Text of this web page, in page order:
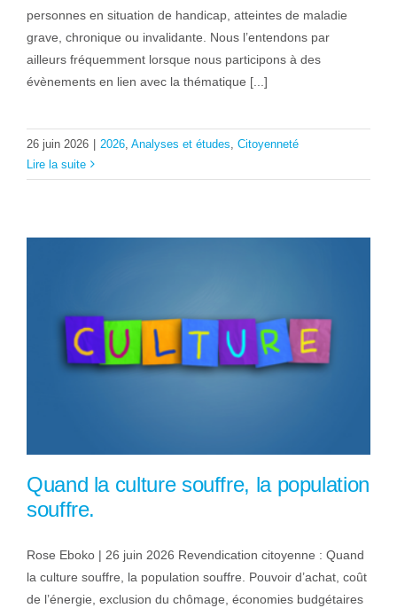
personnes en situation de handicap, atteintes de maladie
grave, chronique ou invalidante. Nous l’entendons par
ailleurs fréquemment lorsque nous participons à des
évènements en lien avec la thématique [...]
26 juin 2026 2026 Analyses et études Citoyenneté
Lire la suite
Quand la culture souffre, la population
souffre.
Rose Eboko | 26 juin 2026 Revendication citoyenne : Quand
la culture souffre, la population souffre. Pouvoir d’achat, coût
de l’énergie, exclusion du chômage, économies budgétaires